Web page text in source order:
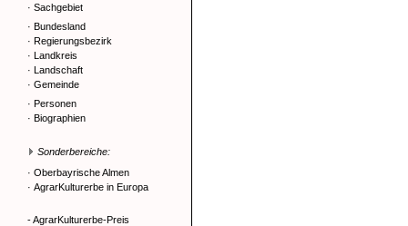
· Sachgebiet
· Bundesland
· Regierungsbezirk
· Landkreis
· Landschaft
· Gemeinde
· Personen
· Biographien
Sonderbereiche:
· Oberbayrische Almen
· AgrarKulturerbe in Europa
- AgrarKulturerbe-Preis